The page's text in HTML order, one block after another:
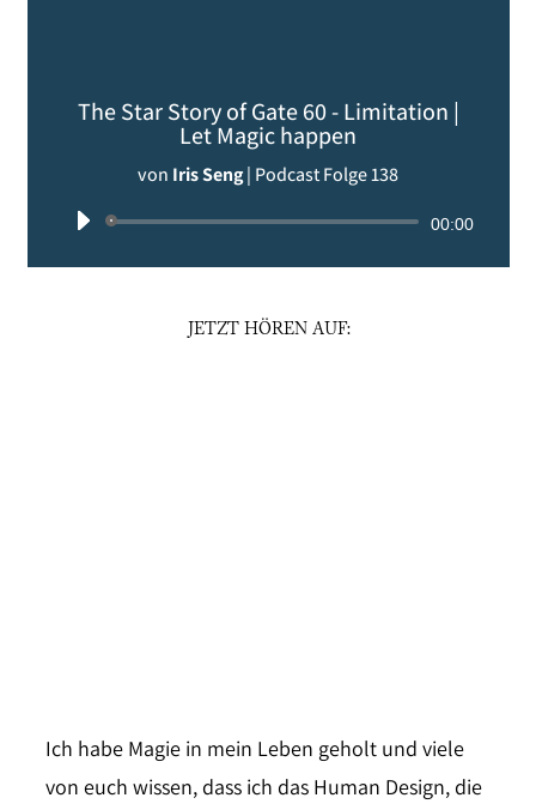
The Star Story of Gate 60 - Limitation |
Let Magic happen
von Iris Seng| Podcast Folge 138
Audio-
00:00
JETZT HÖREN AUF:
Ich habe Magie in mein Leben geholt und viele
von euch wissen, dass ich das Human Design, die